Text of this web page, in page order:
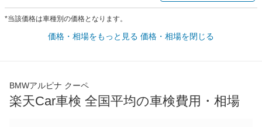
*当該価格は車種別の価格となります。
価格・相場をもっと見る 価格・相場を閉じる
BMWアルピナ クーペ
楽天Car車検 全国平均の車検費用・相場